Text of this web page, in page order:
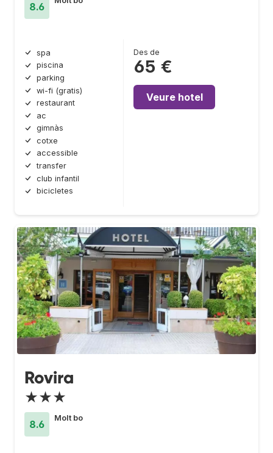
8.6
spa
piscina
parking
wi-fi (gratis)
restaurant
ac
gimnàs
cotxe
accessible
transfer
club infantil
bicicletes
Des de
65 €
Veure hotel
Rovira
★★★
8.6
Molt bo